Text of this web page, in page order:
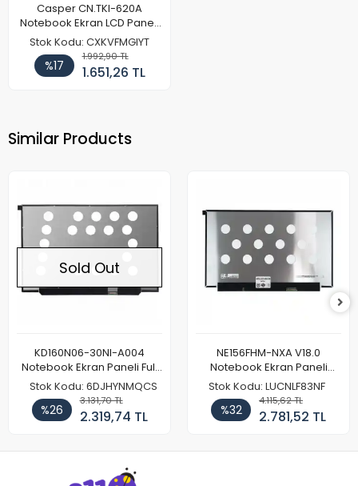
Casper CN.TKI-620A
Notebook Ekran LCD Paneli
(Kalın Kasa)
Stok Kodu: CXKVFMGIYT
%17
1.992,90 TL
1.651,26 TL
Similar Products
Sold Out
KD160N06-30NI-A004
Notebook Ekran Paneli Full
HD
Stok Kodu: 6DJHYNMQCS
%26
3.131,70 TL
2.319,74 TL
NE156FHM-NXA V18.0
Notebook Ekran Paneli
144Hz
Stok Kodu: LUCNLF83NF
%32
4.115,62 TL
2.781,52 TL